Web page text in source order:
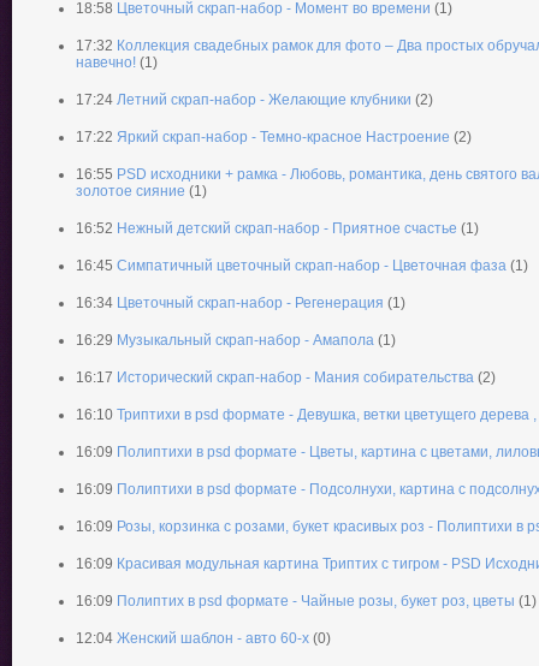
18:58 Цветочный скрап-набор - Момент во времени (1)
17:32 Коллекция свадебных рамок для фото – Два простых
навечно! (1)
17:24 Летний скрап-набор - Желающие клубники (2)
17:22 Яркий скрап-набор - Темно-красное Настроение (2)
16:55 PSD исходники + рамка - Любовь, романтика, день святого
золотое сияние (1)
16:52 Нежный детский скрап-набор - Приятное счастье (1)
16:45 Симпатичный цветочный скрап-набор - Цветочная фаза (1)
16:34 Цветочный скрап-набор - Регенерация (1)
16:29 Музыкальный скрап-набор - Амапола (1)
16:17 Исторический скрап-набор - Мания собирательства (2)
16:10 Триптихи в psd формате - Девушка, ветки цветущего дерева
16:09 Полиптихи в psd формате - Цветы, картина с цветами,
16:09 Полиптихи в psd формате - Подсолнухи, картина с
16:09 Розы, корзинка с розами, букет красивых роз - Полиптихи в
16:09 Красивая модульная картина Триптих с тигром - PSD
16:09 Полиптих в psd формате - Чайные розы, букет роз, цветы (1)
12:04 Женский шаблон - авто 60-х (0)